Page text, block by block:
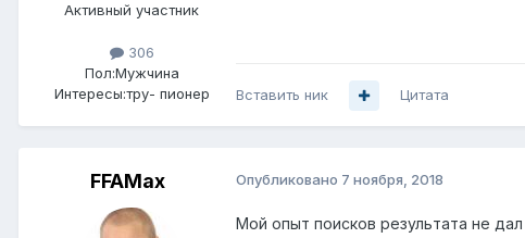
Активный участник
306
Пол:Мужчина
Интересы:тру- пионер Вставить ник Цитата
FFAMax Опубликовано 7 ноября, 2018
Мой опыт поисков результата не